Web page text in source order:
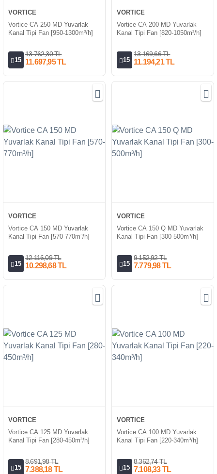
VORTICE
Vortice CA 250 MD Yuvarlak
Kanal Tipi Fan [950-1300m³/h]
15
13.762,30 TL
11.697,95 TL
VORTICE
Vortice CA 200 MD Yuvarlak
Kanal Tipi Fan [820-1050m³/h]
15
13.169,66 TL
11.194,21 TL
VORTICE
Vortice CA 150 MD Yuvarlak
Kanal Tipi Fan [570-770m³/h]
15
12.116,09 TL
10.298,68 TL
VORTICE
Vortice CA 150 Q MD Yuvarlak
Kanal Tipi Fan [300-500m³/h]
15
9.152,92 TL
7.779,98 TL
VORTICE
Vortice CA 125 MD Yuvarlak
Kanal Tipi Fan [280-450m³/h]
15
8.691,98 TL
7.388,18 TL
VORTICE
Vortice CA 100 MD Yuvarlak
Kanal Tipi Fan [220-340m³/h]
15
8.362,74 TL
7.108,33 TL